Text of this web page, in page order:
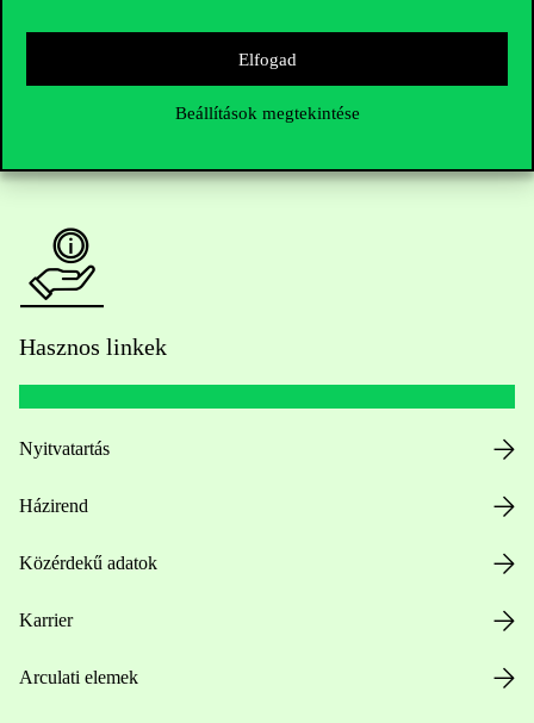
Elfogad
Beállítások megtekintése
Oktatói elérhetőségek
HUB jelenlegi hallgatóinknak
Hasznos linkek
Nyitvatartás
Házirend
Közérdekű adatok
Karrier
Arculati elemek